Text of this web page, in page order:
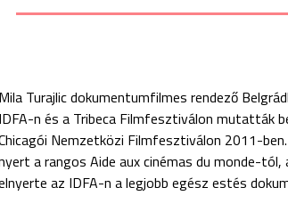
Mila Turajlic dokumentumfilmes rendező
IDFA-n és a Tribeca Filmfesztiválon mutatták
Nemzetközi Filmfesztiválon 2011-
a rangos Aide aux cinémas du monde-
az IDFA-n a legjobb egész estés